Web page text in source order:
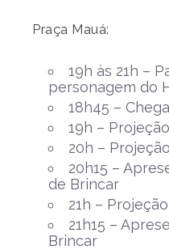
Praça Mauá:
19h às 21h –
personagem do
18h45 –
19h – Projeção
20h – Projeção
20h15 –
de Brincar
21h – Projeção
21h15 –
Brincar